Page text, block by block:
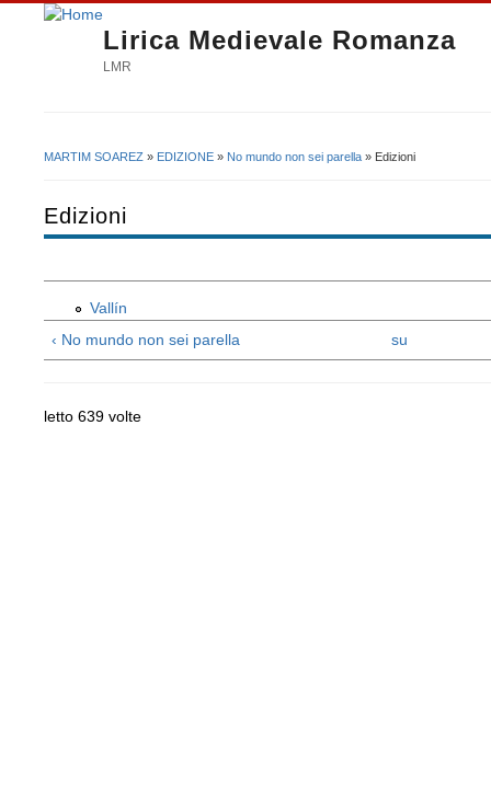
Lirica Medievale Romanza
LMR
MARTIM SOAREZ » EDIZIONE » No mundo non sei parella » Edizioni
Edizioni
Vallín
‹ No mundo non sei parella
su
letto 639 volte